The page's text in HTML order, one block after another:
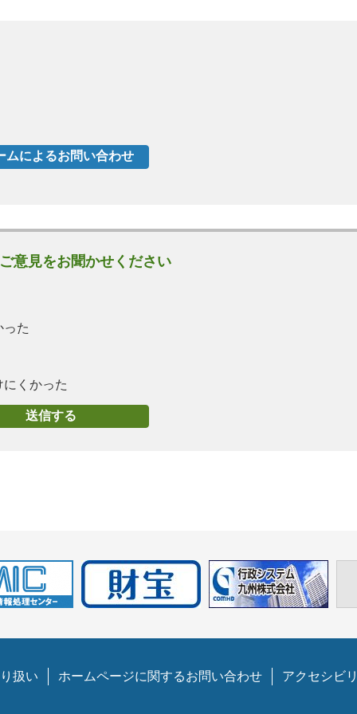
意見をお聞かせください
った
くかった
扱い ホームページに関するお問い合わせ アクセシビ